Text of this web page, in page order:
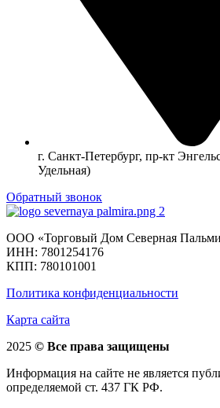
г. Санкт-Петербург, пр-кт
Удельная)
Обратный звонок
ООО «Торговый Дом Северная
ИНН: 7801254176
КПП: 780101001
Политика конфиденциальности
Карта сайта
2025 © Все права защищены
Информация на сайте не является
определяемой ст. 437 ГК РФ.